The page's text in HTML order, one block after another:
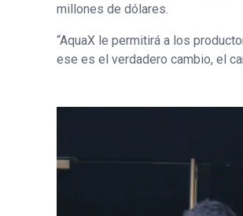
millones de dólares.
“AquaX le permitirá a los
ese es el verdadero cambio, el